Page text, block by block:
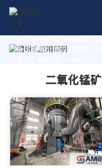
作为专业的 二氧化锰矿细
身定制高价值的粉体加工
二氧化锰